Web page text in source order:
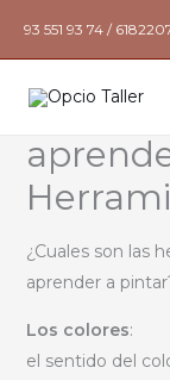
93 551 93 74 /
¿Que
¿Cuales son las
aprender a
Los colores:
el sentido del